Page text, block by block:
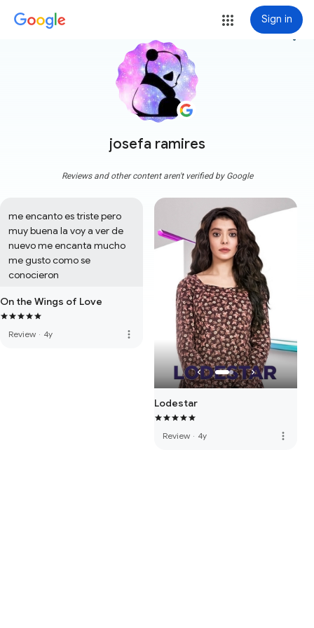
Sign in
josefa ramires
more_vert
Reviews and other content aren't verified by Google
me encanto es triste pero
muy buena la voy a ver de
nuevo me encanta mucho
me gusto como se
conocieron
On the Wings of Love
Review · 4y more_vert
Lodestar
Review · 4y more_vert